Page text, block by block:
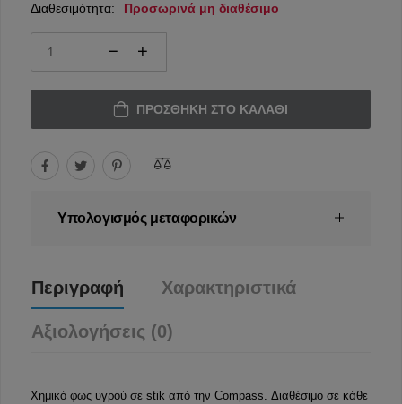
Διαθεσιμότητα: Προσωρινά μη διαθέσιμο
ΠΡΟΣΘΉΚΗ ΣΤΟ ΚΑΛΆΘΙ
Υπολογισμός μεταφορικών
Περιγραφή Χαρακτηριστικά
Αξιολογήσεις (0)
Χημικό φως υγρού σε stik από την Compass. Διαθέσιμο σε κάθε